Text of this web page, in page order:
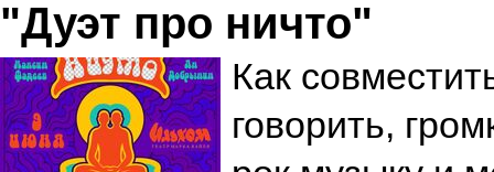
"Дуэт про ничто"
Как
говорить,